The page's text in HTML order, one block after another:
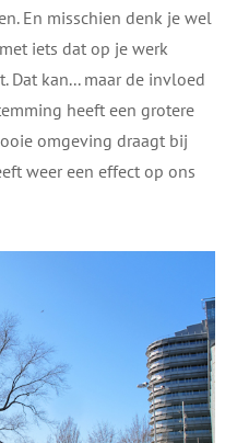
En misschien denk je wel
iets dat op je werk
Dat kan... maar de invloed
heeft een grotere
omgeving draagt bij
weer een effect op ons